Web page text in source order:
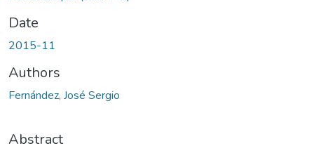
Date
2015-11
Authors
Fernández, José Sergio
Abstract